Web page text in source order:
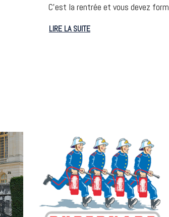
C’est la rentrée et vous devez
LIRE LA SUITE